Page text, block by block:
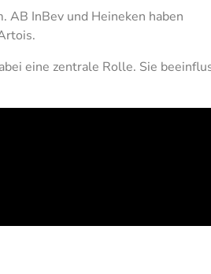
AB InBev und Heineken haben
eine zentrale Rolle. Sie